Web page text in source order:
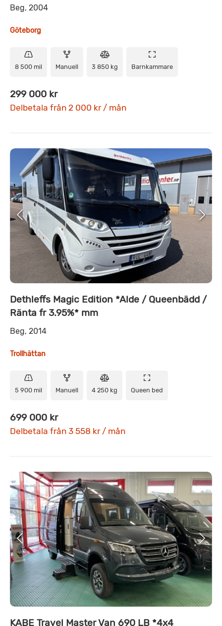
Beg, 2004
Göteborg
8 500 mil Manuell 3 850 kg Barnkammare
299 000 kr
Delbetala från 2 000 kr / mån
Dethleffs Magic Edition *Alde / Queenbädd /
Ränta fr 3.95%* mm
Beg, 2014
Trollhättan
5 900 mil Manuell 4 250 kg Queen bed
699 000 kr
Delbetala från 3 558 kr / mån
KABE Travel Master Van 690 LB *4x4